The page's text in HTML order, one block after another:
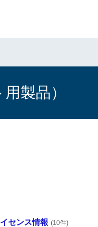
製品）
センス情報 (10件)